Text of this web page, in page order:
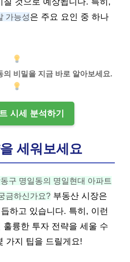
가능성은 주요 요인 중 하나
의 비밀을 지금 바로 알아보세요.
시세 분석하기
세워보세요
구 명일동의 명일현대 아파트
금하신가요? 부동산 시장은
하고 있습니다. 특히, 이런
훌륭한 투자 전략을 세울 수
가지 팁을 드릴게요!